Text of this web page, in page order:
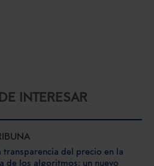
INTERESAR
transparencia del precio en la
de los algoritmos: un nuevo